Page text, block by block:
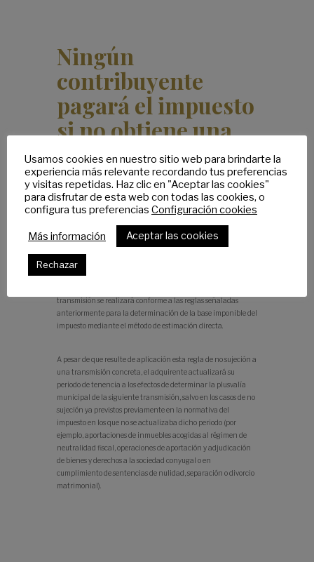
Ningún
contribuyente
pagará el impuesto
si no obtiene una
ganancia
Se introduce un nuevo supuesto de no sujeción para aquellas
operaciones en las que el contribuyente acredite que no ha
declarar la transmisión, así como aportar los títulos que
documenten la transmisión y adquisición.
transmisión se realizará conforme a las reglas señaladas
anteriormente para la determinación de la base imponible del
impuesto mediante el método de estimación directa.
A pesar de que resulte de aplicación esta regla de no sujeción a
una transmisión concreta, el adquirente actualizará su
periodo de tenencia a los efectos de determinar la plusvalía
municipal de la siguiente transmisión, salvo en los casos de no
sujeción ya previstos previamente en la normativa del
impuesto en los que no se actualizaba dicho periodo (por
ejemplo, aportaciones de inmuebles acogidas al régimen de
neutralidad fiscal, operaciones de aportación y adjudicación
de bienes y derechos a la sociedad conyugal o en
cumplimiento de sentencias de nulidad, separación o divorcio
matrimonial).
Usamos cookies en nuestro sitio web para brindarte la
experiencia más relevante recordando tus preferencias
y visitas repetidas. Haz clic en "Aceptar las cookies"
para disfrutar de esta web con todas las cookies, o
configura tus preferencias Configuración cookies
Más información Aceptar las cookies
Rechazar